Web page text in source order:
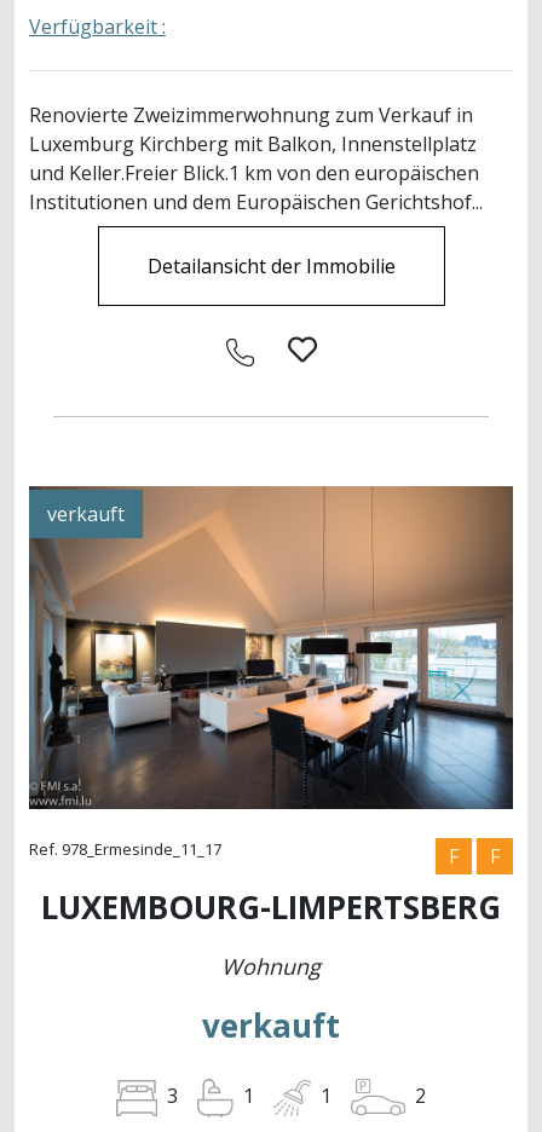
Verfügbarkeit :
Renovierte Zweizimmerwohnung zum Verkauf in
Luxemburg Kirchberg mit Balkon, Innenstellplatz
und Keller.Freier Blick.1 km von den europäischen
Institutionen und dem Europäischen Gerichtshof...
Detailansicht der Immobilie
verkauft
Ref. 978_Ermesinde_11_17 F F
LUXEMBOURG-LIMPERTSBERG
Wohnung
verkauft
3 1 1 2